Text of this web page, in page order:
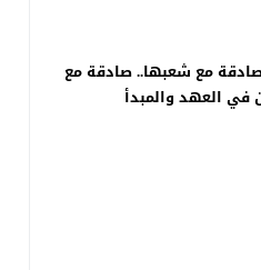
مع شعبها.. صادقة مع
العهد والمبدأ